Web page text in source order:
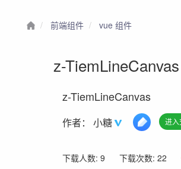
前端组件 vue 组件
z-TiemLineCanvas
z-TiemLineCanvas
作者：小糖 进
下载人数: 9 下载次数: 22